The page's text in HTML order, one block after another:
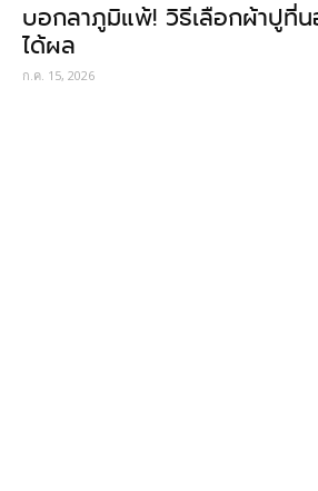
บอกลาภูมิแพ้! วิธีเลือกผ้าปูที่
ได้ผล
ก.ค. 15, 2026